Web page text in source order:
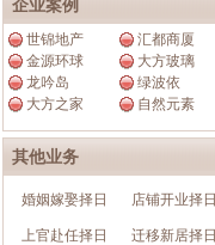
企业案例
世锦地产 汇都商厦
金源环球
大方玻璃
龙吟岛
绿波依
大方之家
自然元素
其他业务
婚姻嫁娶择日 店铺开业择日
上官赴任择日 迁移新居择日